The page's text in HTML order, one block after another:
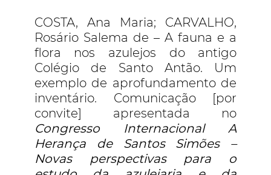
COSTA, Ana Maria; CARVALHO,
Rosário Salema de – A fauna e a
flora nos azulejos do antigo
Colégio de Santo Antão. Um
exemplo de aprofundamento de
inventário. Comunicação [por
convite] apresentada no
Congresso Internacional A
Herança de Santos Simões –
Novas perspectivas para o